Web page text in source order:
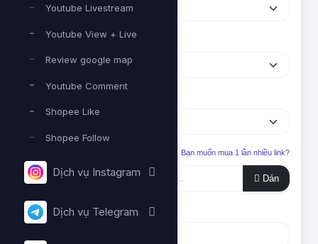
Youtube Livestream
Youtube View + Live
Review google map
Youtube Comment
Shopee Like
Shopee Follow
Dịch vụ Instagram
Dịch vụ Telegram
Phân loại
Bạn muốn mua 1 lần nhiều link?
Dán
Số lượng